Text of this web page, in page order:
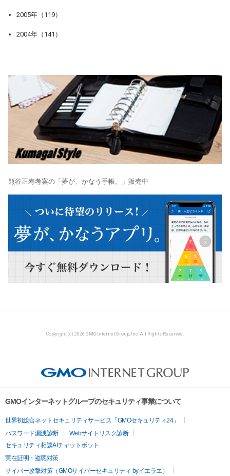
2005年（119）
2004年（141）
熊谷正寿考案の「夢が、かなう手帳。」販売中
Copyright (c) 2026 GMO Internet Group, Inc. All Rights Reserved.
GMOインターネットグループのセキュリティ事業について
世界初総合ネットセキュリティサービス「GMOセキュリティ24」
パスワード漏洩診断
Webサイトリスク診断
セキュリティ相談AIチャットボット
実在証明・盗聴対策
サイバー攻撃対策（GMOサイバーセキュリティ byイエラエ）